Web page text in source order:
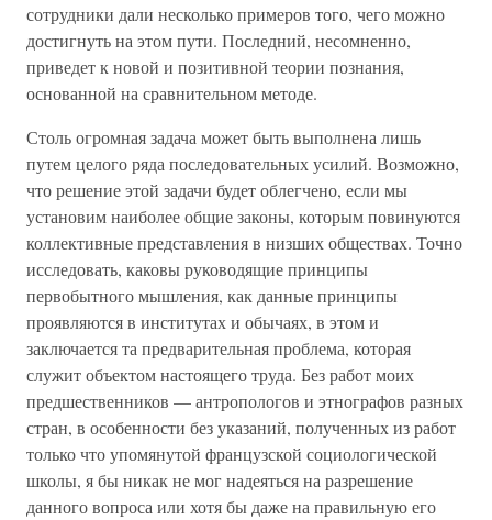
сотрудники дали несколько примеров того, чего можно
достигнуть на этом пути. Последний, несомненно,
приведет к новой и позитивной теории познания,
основанной на сравнительном методе.
Столь огромная задача может быть выполнена лишь
путем целого ряда последовательных усилий. Возможно,
что решение этой задачи будет облегчено, если мы
установим наиболее общие законы, которым повинуются
коллективные представления в низших обществах. Точно
исследовать, каковы руководящие принципы
первобытного мышления, как данные принципы
проявляются в институтах и обычаях, в этом и
заключается та предварительная проблема, которая
служит объектом настоящего труда. Без работ моих
предшественников — антропологов и этнографов разных
стран, в особенности без указаний, полученных из работ
только что упомянутой французской социологической
школы, я бы никак не мог надеяться на разрешение
данного вопроса или хотя бы даже на правильную его